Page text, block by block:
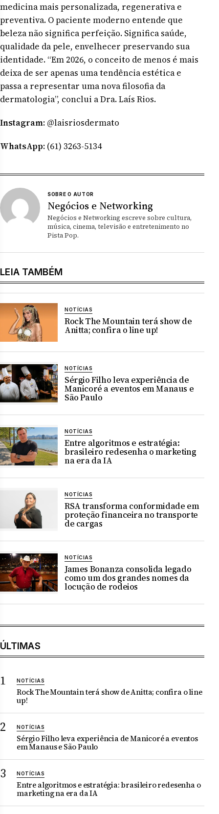
medicina mais personalizada, regenerativa e
preventiva. O paciente moderno entende que
beleza não significa perfeição. Significa saúde,
qualidade da pele, envelhecer preservando sua
identidade. “Em 2026, o conceito de menos é mais
deixa de ser apenas uma tendência estética e
passa a representar uma nova filosofia da
dermatologia”, conclui a Dra. Laís Rios.
Instagram: @laisriosdermato
WhatsApp: (61) 3263-5134
SOBRE O AUTOR
Negócios e Networking
Negócios e Networking escreve sobre cultura,
música, cinema, televisão e entretenimento no
Pista Pop.
LEIA TAMBÉM
NOTÍCIAS
Rock The Mountain terá show de
Anitta; confira o line up!
NOTÍCIAS
Sérgio Filho leva experiência de
Manicoré a eventos em Manaus e
São Paulo
NOTÍCIAS
Entre algoritmos e estratégia:
brasileiro redesenha o marketing
na era da IA
NOTÍCIAS
RSA transforma conformidade em
proteção financeira no transporte
de cargas
NOTÍCIAS
James Bonanza consolida legado
como um dos grandes nomes da
locução de rodeios
ÚLTIMAS
NOTÍCIAS
Rock The Mountain terá show de Anitta; confira o line
up!
NOTÍCIAS
Sérgio Filho leva experiência de Manicoré a eventos
em Manaus e São Paulo
NOTÍCIAS
Entre algoritmos e estratégia: brasileiro redesenha o
marketing na era da IA